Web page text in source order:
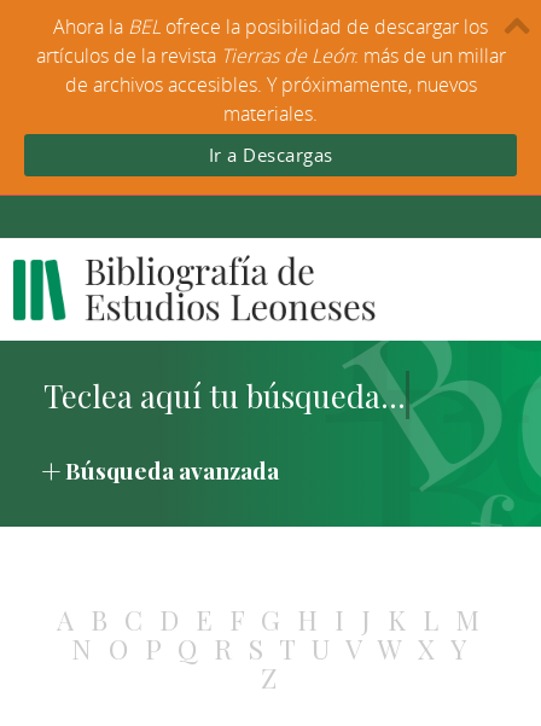
Búsqueda avanzada
A B C D E F G H I J K L M
N O P Q R S T U V W X Y
Z
Ahora la BEL ofrece la posibilidad de descargar los
artículos de la revista Tierras de León: más de un millar
de archivos accesibles. Y próximamente, nuevos
materiales.
Ir a Descargas